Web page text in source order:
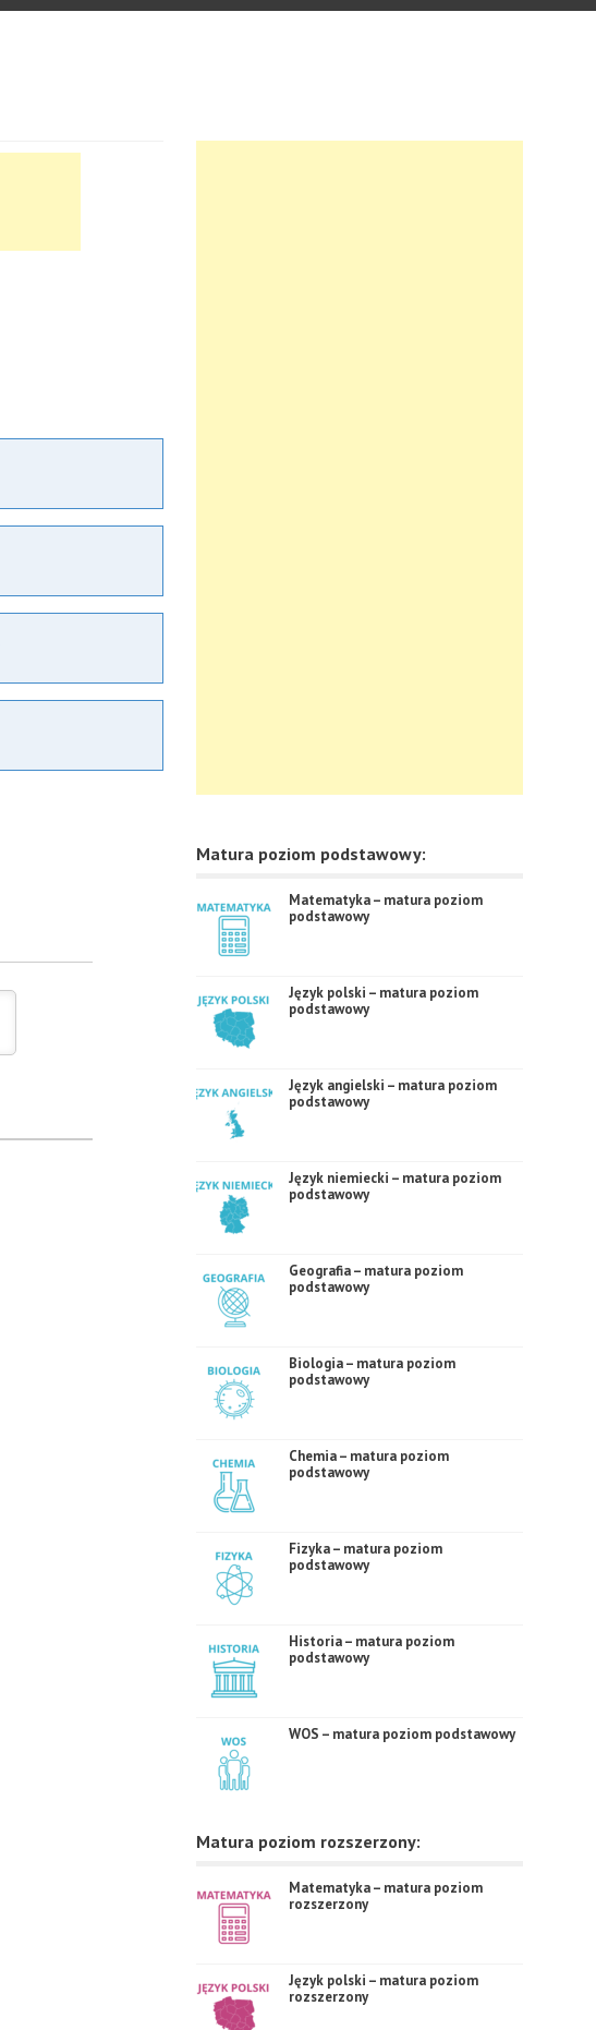
Matura poziom podstawowy:
Matematyka – matura poziom
podstawowy
Język polski – matura poziom
podstawowy
Język angielski – matura poziom
podstawowy
Język niemiecki – matura poziom
podstawowy
Geografia – matura poziom
podstawowy
Biologia – matura poziom
podstawowy
Chemia – matura poziom
podstawowy
Fizyka – matura poziom
podstawowy
Historia – matura poziom
podstawowy
WOS – matura poziom podstawowy
Matura poziom rozszerzony:
Matematyka – matura poziom
rozszerzony
Język polski – matura poziom
rozszerzony